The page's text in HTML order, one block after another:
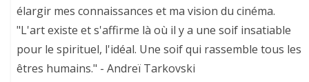
élargir mes connaissances et ma vision du cinéma.
"L'art existe et s'affirme là où il y a une soif insatiable
pour le spirituel, l'idéal. Une soif qui rassemble tous les
êtres humains." - Andreï Tarkovski